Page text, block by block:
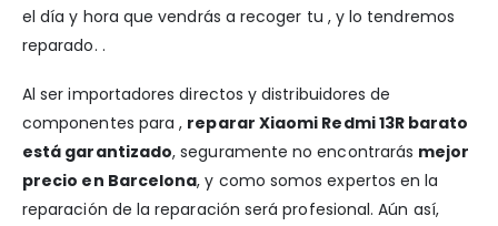
el día y hora que vendrás a recoger tu , y lo tendremos
reparado. .
Al ser importadores directos y distribuidores de
componentes para , reparar Xiaomi Redmi 13R barato
está garantizado, seguramente no encontrarás mejor
precio en Barcelona, y como somos expertos en la
reparación de la reparación será profesional. Aún así,